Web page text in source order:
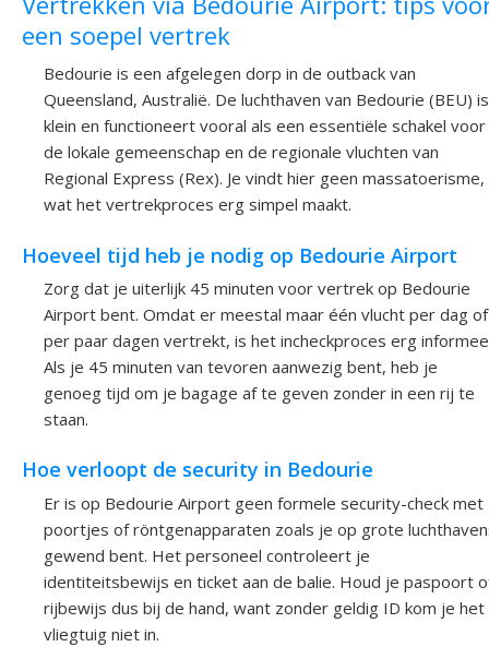
een soepel vertrek
Bedourie is een afgelegen dorp in de outback van
Queensland, Australië. De luchthaven van Bedourie (BEU) is
klein en functioneert vooral als een essentiële schakel voor
de lokale gemeenschap en de regionale vluchten van
Regional Express (Rex). Je vindt hier geen massatoerisme,
wat het vertrekproces erg simpel maakt.
Hoeveel tijd heb je nodig op Bedourie Airport
Zorg dat je uiterlijk 45 minuten voor vertrek op Bedourie
Airport bent. Omdat er meestal maar één vlucht per dag of
per paar dagen vertrekt, is het incheckproces erg
Als je 45 minuten van tevoren aanwezig bent, heb je
genoeg tijd om je bagage af te geven zonder in een rij te
staan.
Hoe verloopt de security in Bedourie
Er is op Bedourie Airport geen formele security-check met
poortjes of röntgenapparaten zoals je op grote
gewend bent. Het personeel controleert je
identiteitsbewijs en ticket aan de balie. Houd je paspoort
rijbewijs dus bij de hand, want zonder geldig ID kom je het
vliegtuig niet in.